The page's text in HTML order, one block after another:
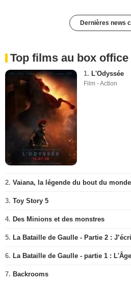
Dernières news
Top films au box office
1. L'Odyssée
Film - Action
2. Vaiana, la légende du bout du monde
3. Toy Story 5
4. Des Minions et des monstres
5. La Bataille de Gaulle - Partie 2 :
6. La Bataille de Gaulle - partie 1 :
7. Backrooms